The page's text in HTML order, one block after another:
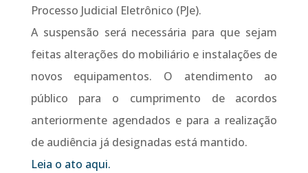
Processo Judicial Eletrônico (PJe).
A suspensão será necessária para que sejam
feitas alterações do mobiliário e instalações de
novos equipamentos. O atendimento ao
público para o cumprimento de acordos
anteriormente agendados e para a realização
de audiência já designadas está mantido.
Leia o ato aqui.